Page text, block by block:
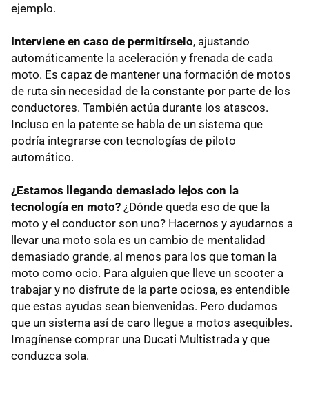
ejemplo.
Interviene en caso de permitírselo, ajustando
automáticamente la aceleración y frenada de cada
moto. Es capaz de mantener una formación de motos
de ruta sin necesidad de la constante por parte de los
conductores. También actúa durante los atascos.
Incluso en la patente se habla de un sistema que
podría integrarse con tecnologías de piloto
automático.
¿Estamos llegando demasiado lejos con la
tecnología en moto? ¿Dónde queda eso de que la
moto y el conductor son uno? Hacernos y ayudarnos a
llevar una moto sola es un cambio de mentalidad
demasiado grande, al menos para los que toman la
moto como ocio. Para alguien que lleve un scooter a
trabajar y no disfrute de la parte ociosa, es entendible
que estas ayudas sean bienvenidas. Pero dudamos
que un sistema así de caro llegue a motos asequibles.
Imagínense comprar una Ducati Multistrada y que
conduzca sola.